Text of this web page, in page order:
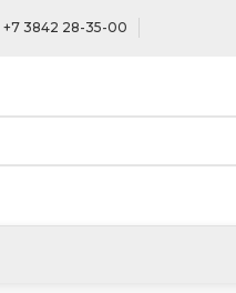
+7 3842 28-35-00